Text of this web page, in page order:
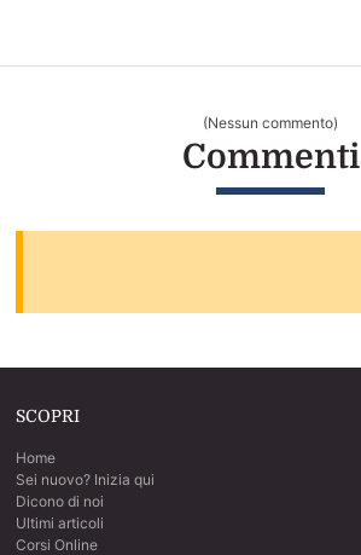
Commenti
(Nessun commento)
SCOPRI
Home
Sei nuovo? Inizia qui
Dicono di noi
Ultimi articoli
Corsi Online